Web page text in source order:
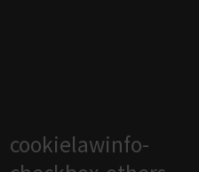
cookielawinfo-